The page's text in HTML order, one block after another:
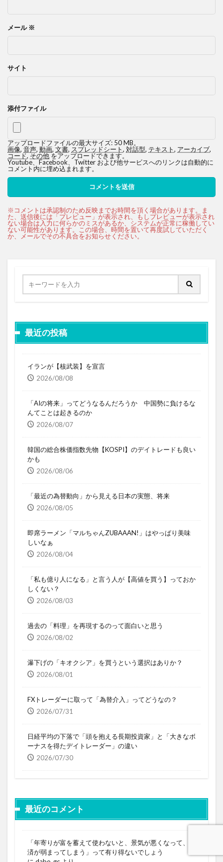
メール ※
サイト
添付ファイル
アップロードファイルの最大サイズ: 50 MB。
画像, 音声, 動画, 文書, スプレッドシート, 対話型, テキスト, アーカイブ,
コード,その他をアップロードできます。
Youtube、Facebook、Twitter および他サービスへのリンクは自動的に
コメント内に埋め込まれます。
最近の投稿
イランが【核武装】を宣言
2026/08/08
「AIの将来」ってどうなるんだろうか 中国勢に負けるな
んてことは起きるのか
2026/08/07
韓国の総合株価指数先物【KOSPI】のデイトレードも良い
かも
2026/08/06
「最近の為替動向」から見える日本の実態、将来
2026/08/05
即席ラーメン「マルちゃんZUBAAAN!」はやっぱり美味
しいなぁ
2026/08/04
「私も億り人になる」と言う人が【高値を買う】っておか
しくない？
2026/08/03
過去の「料理」を再現するのって面白いと思う
2026/08/02
瀑下げの「キオクシア」を買うという選択はありか？
2026/08/01
FXトレーダーに取って「為替介入」ってどうなの？
2026/07/31
日経平均の下落で「頭を抱える長期投資家」と「大きなボ
ーナスを得たデイトレーダー」の違い
2026/07/30
最近のコメント
「年寄りが富を蓄えて使わないと、景気が悪くなって、経
済が弱まってしまう」って有り得ないでしょう